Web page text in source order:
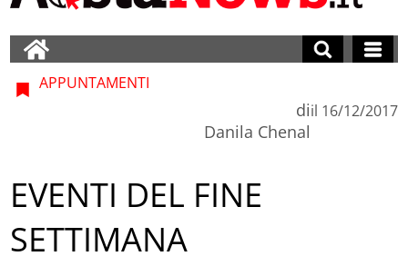
APPUNTAMENTI
di
Danila Chenal
il 16/12/2017
EVENTI DEL FINE
SETTIMANA